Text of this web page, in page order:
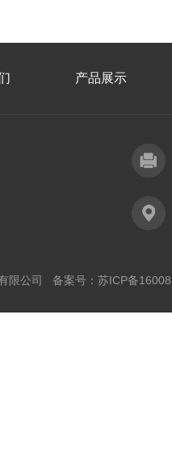
产品展示
限公司 备案号： 苏ICP备